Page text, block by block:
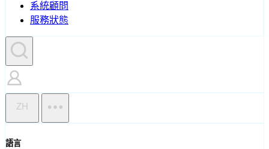
系統顧問
服務狀態
ZH
語言